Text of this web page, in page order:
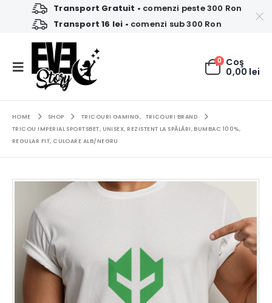
Transport Gratuit • comenzi peste 300 Ron
Transport 16 lei • comenzi sub 300 Ron
0 Coş
0,00 lei
HOME SHOP TRICOURI GAMING,
TRICOURI BRAND
TRICOU IMPERIAL SPORTSBET, UNISEX, REZISTENT LA SPĂLĂRI, BUMBAC 100%,
REGULAR FIT, CULOARE ALB/NEGRU